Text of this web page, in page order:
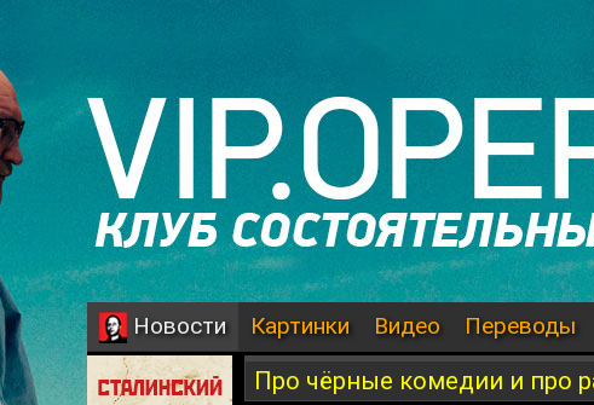
Новости Картинки Видео Переводы
Про чёрные комедии и про